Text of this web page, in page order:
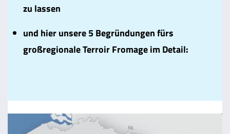
zu lassen
und hier unsere 5 Begründungen fürs
großregionale Terroir Fromage im Detail: